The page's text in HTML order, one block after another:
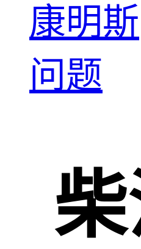
康明斯
问题